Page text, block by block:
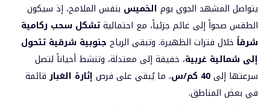
يتواصل المشهد الجوي يوم الخميس بنفس الملامح، إذ سيكون
الطقس صحواً إلى غائم جزئياً، مع احتماليةتشكل سحب ركامية
شرقاً خلال فترات الظهيرة. وتبقى الرياح جنوبية شرقية تتحول
إلى شمالية غربية، خفيفة إلى معتدلة، وتنشط أحياناً لتصل
سرعتها إلى40 كم/س ، ما يُبقي على فرص إثارة الغبارقائمة
في بعض المناطق.